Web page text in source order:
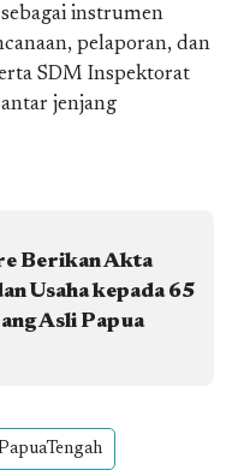
instrumen
pelaporan, dan
SDM Inspektorat
jenjang
Berikan Akta
Usaha kepada 65
Asli Papua